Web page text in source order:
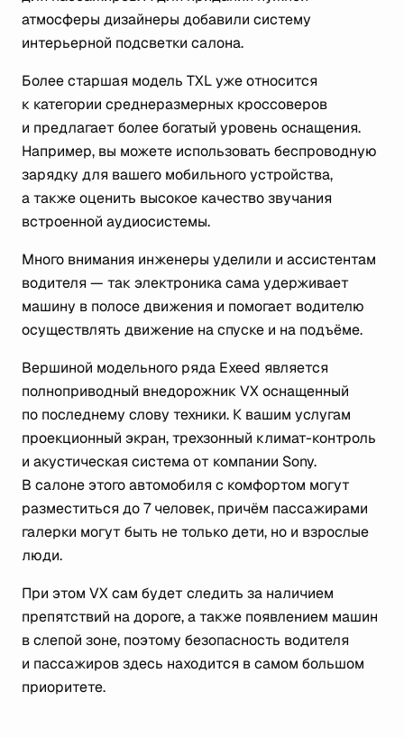
атмосферы дизайнеры добавили систему
интерьерной подсветки салона.
Более старшая модель TXL уже относится
к категории среднеразмерных кроссоверов
и предлагает более богатый уровень оснащения.
Например, вы можете использовать беспроводную
зарядку для вашего мобильного устройства,
а также оценить высокое качество звучания
встроенной аудиосистемы.
Много внимания инженеры уделили и ассистентам
водителя — так электроника сама удерживает
машину в полосе движения и помогает водителю
осуществлять движение на спуске и на подъёме.
Вершиной модельного ряда Exeed является
полноприводный внедорожник VX оснащенный
по последнему слову техники. К вашим услугам
проекционный экран, трехзонный климат-контроль
и акустическая система от компании Sony.
В салоне этого автомобиля с комфортом могут
разместиться до 7 человек, причём пассажирами
галерки могут быть не только дети, но и взрослые
люди.
При этом VX сам будет следить за наличием
препятствий на дороге, а также появлением машин
в слепой зоне, поэтому безопасность водителя
и пассажиров здесь находится в самом большом
приоритете.